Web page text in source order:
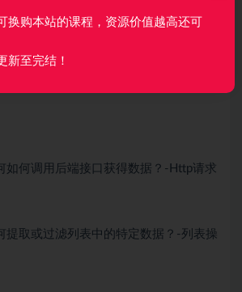
如何调用后端接口获得数据？-Http请求
提取或过滤列表中的特定数据？-列表操
换购本站的课程，资源价值越高还可
新至完结！